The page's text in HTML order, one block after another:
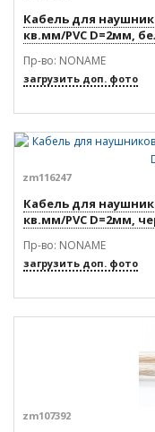
Кабель для
кв.мм/PVC D=2мм,
Пр-во: NONAME
загрузить доп. фото
zm116247
Кабель для
кв.мм/PVC D=2мм,
Пр-во: NONAME
загрузить доп. фото
zm107392